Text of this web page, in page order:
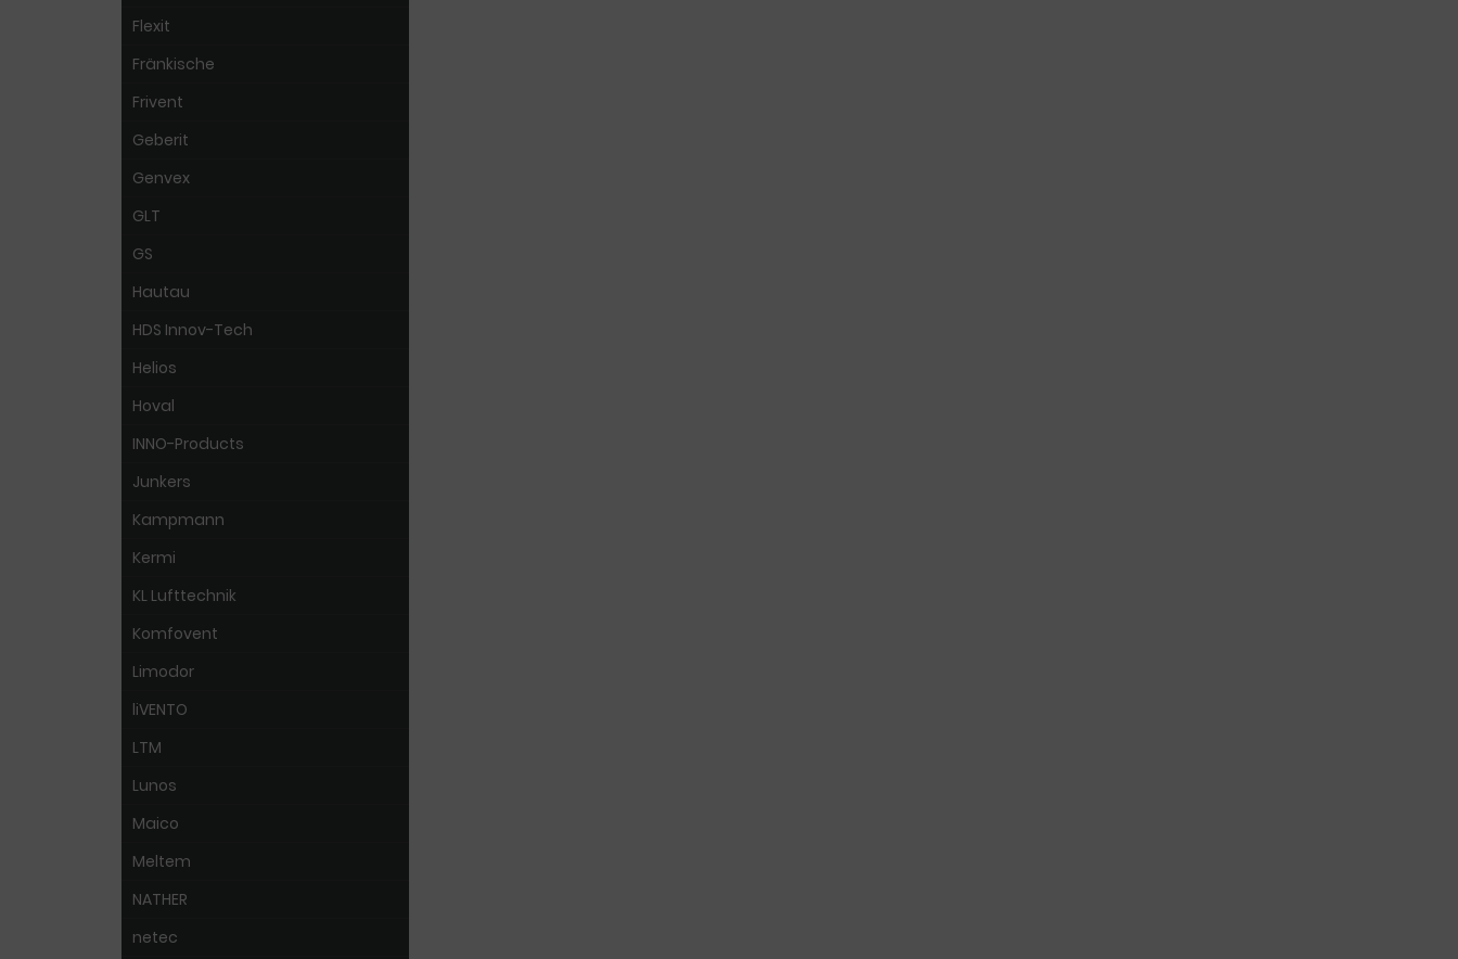
Flexit
Fränkische
Frivent
Geberit
Genvex
GLT
GS
Hautau
HDS Innov-Tech
Helios
Hoval
INNO-Products
Junkers
Kampmann
Kermi
KL Lufttechnik
Komfovent
Limodor
liVENTO
LTM
Lunos
Maico
Meltem
NATHER
netec